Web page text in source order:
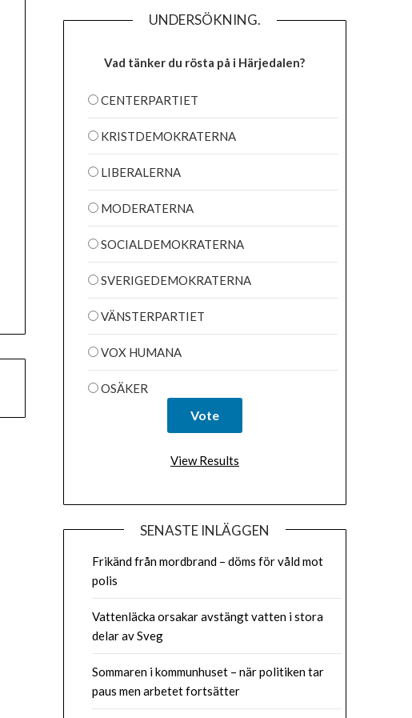
UNDERSÖKNING.
Vad tänker du rösta på i Härjedalen?
CENTERPARTIET
KRISTDEMOKRATERNA
LIBERALERNA
MODERATERNA
SOCIALDEMOKRATERNA
SVERIGEDEMOKRATERNA
VÄNSTERPARTIET
VOX HUMANA
OSÄKER
View Results
SENASTE INLÄGGEN
Frikänd från mordbrand – döms för våld mot
polis
Vattenläcka orsakar avstängt vatten i stora
delar av Sveg
Sommaren i kommunhuset – när politiken tar
paus men arbetet fortsätter